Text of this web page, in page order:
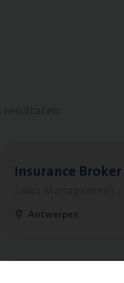
Insu­ran­ce
Antwerpen